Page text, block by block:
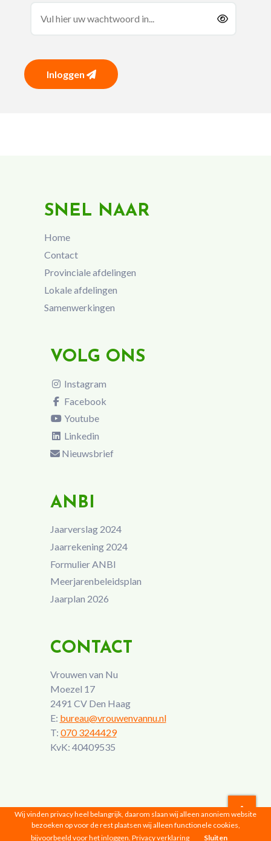
Inloggen
SNEL NAAR
Home
Contact
Provinciale afdelingen
Lokale afdelingen
Samenwerkingen
VOLG ONS
Instagram
Facebook
Youtube
Linkedin
Nieuwsbrief
ANBI
Jaarverslag 2024
Jaarrekening 2024
Formulier ANBI
Meerjarenbeleidsplan
Jaarplan 2026
CONTACT
Vrouwen van Nu
Moezel 17
2491 CV Den Haag
E: bureau@vrouwenvannu.nl
T: 070 3244429
KvK: 40409535
Vrouwen van Nu © 2026 |Privacyverklaring
Wij vinden privacy heel belangrijk, daarom slaan wij alleen anoniem website
bezoeken op voor de rest plaatsen wij alleen functionele cookies,
bijvoorbeeld voor het inloggen. Privacy verklaring Sluiten